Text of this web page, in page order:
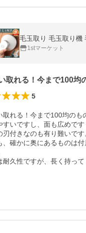
毛玉取り 毛玉取り機
1stマーケット
取れる！今まで100均
5
取れる！今まで100均のも
すいですし、面も広めで
刃付きなのも有り難いです
、確かに奥にあるものは
耐久性ですが、長く持って